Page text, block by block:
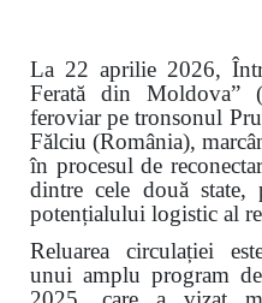
La 22 aprilie 2026,
Ferată din Moldova”
feroviar pe tronsonul
Fălciu (România),
în procesul de
dintre cele două state,
potențialului logistic al
Reluarea circulației
unui amplu program